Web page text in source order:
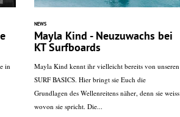
in
NEWS
Mayla Kind - Neuzuwachs bei
KT Surfboards
Mayla Kind kennt ihr vielleicht bereits von unseren
SURF BASICS. Hier bringt sie Euch die
Grundlagen des Wellenreitens näher, denn sie weiss
wovon sie spricht. Die...